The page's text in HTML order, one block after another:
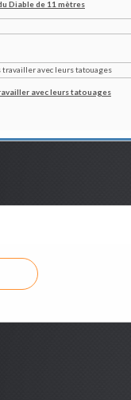
Diable de 11 mètres
avec leurs tatouages